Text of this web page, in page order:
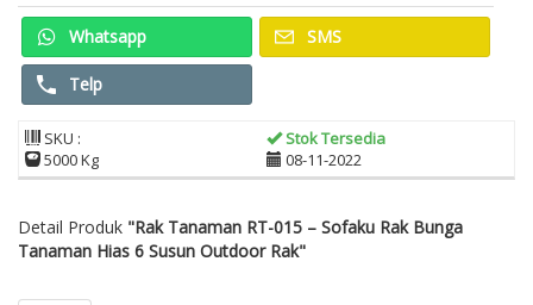
Whatsapp SMS
Telp
SKU :
Stok Tersedia
5000 Kg
08-11-2022
Detail Produk "Rak Tanaman RT-015 – Sofaku Rak Bunga
Tanaman Hias 6 Susun Outdoor Rak"